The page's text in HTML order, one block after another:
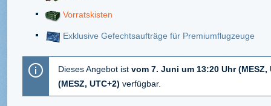
Vorratskisten
Exklusive Gefechtsaufträge für Premiumflugzeuge
Dieses Angebot ist vom 7. Juni um 13:20 Uhr
(MESZ, UTC+2) verfügbar.